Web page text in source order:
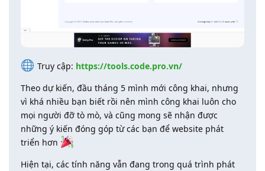
Truy cập: https://tools.code.pro.vn/
Theo dự kiến, đầu tháng 5 mình mới công khai, nhưng
vì khá nhiều bạn biết rồi nên mình công khai luôn cho
mọi người đỡ tò mò, và cũng mong sẽ nhận được
những ý kiến đóng góp từ các bạn để website phát
triển hơn
Hiện tại, các tính năng vẫn đang trong quá trình phát